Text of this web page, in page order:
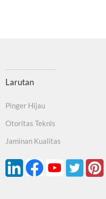
Larutan
Pinger Hijau
Otoritas Teknis
Jaminan Kualitas